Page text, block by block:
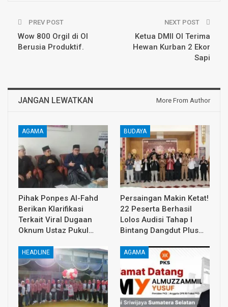
PREV POST
Wow 800 Orgil di OI
Berusia Produktif.
NEXT POST
Ketua DMII OI Terima
Hewan Kurban 2 Ekor
Sapi
JANGAN LEWATKAN More From Author
AGAMA
Pihak Ponpes Al-Fahd
Berikan Klarifikasi
Terkait Viral Dugaan
Oknum Ustaz Pukul…
BUDAYA
Persaingan Makin Ketat!
22 Peserta Berhasil
Lolos Audisi Tahap I
Bintang Dangdut Plus…
HEADLINE AGAMA